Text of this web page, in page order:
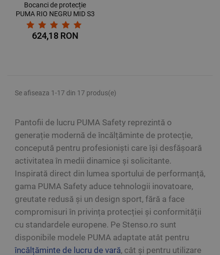
Bocanci de protecție
PUMA RIO NEGRU MID S3
SRC
624,18 RON
Se afiseaza 1-17 din 17 produs(e)
Pantofii de lucru PUMA Safety reprezintă o
generație modernă de încălțăminte de protecție,
concepută pentru profesioniști care își desfășoară
activitatea în medii dinamice și solicitante.
Inspirată direct din lumea sportului de performanță,
gama PUMA Safety aduce tehnologii inovatoare,
greutate redusă și un design sport, fără a face
compromisuri în privința protecției și conformității
cu standardele europene. Pe Stenso.ro sunt
disponibile modele PUMA adaptate atât pentru
încălțăminte de lucru de vară, cât și pentru utilizare